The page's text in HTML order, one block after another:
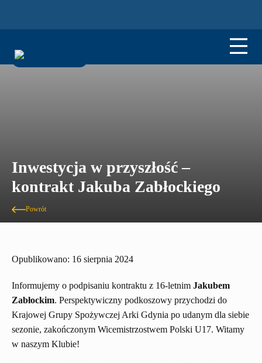
Inwestycja w przyszłość –
kontrakt Jakuba Zabłockiego
Powrót
Opublikowano: 16 sierpnia 2024
Informujemy o podpisaniu kontraktu z 16-letnim Jakubem
Zabłockim. Perspektywiczny podkoszowy przychodzi do
Krajowej Grupy Spożywczej Arki Gdynia po udanym dla siebie
sezonie, zakończonym Wicemistrzostwem Polski U17. Witamy
w naszym Klubie!